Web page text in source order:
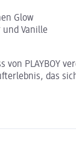
Glow
Vanille
von
das